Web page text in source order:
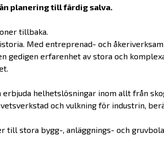
planering till färdig salva.
tillbaka.
Med entreprenad- och
gedigen erfarenhet av stora och
helhetslösningar inom allt från
och vulkning för industrin,
till stora bygg-, anläggnings- och